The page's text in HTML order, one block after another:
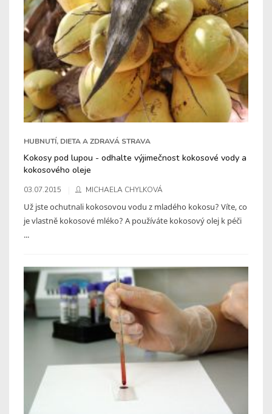
HUBNUTÍ, DIETA A ZDRAVÁ STRAVA
Kokosy pod lupou - odhalte výjimečnost kokosové vody a
kokosového oleje
03.07.2015 MICHAELA CHYLKOVÁ
Už jste ochutnali kokosovou vodu z mladého kokosu? Víte, co
je vlastně kokosové mléko? A používáte kokosový olej k péči
...